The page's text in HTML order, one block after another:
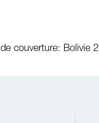
couverture: Bolivie